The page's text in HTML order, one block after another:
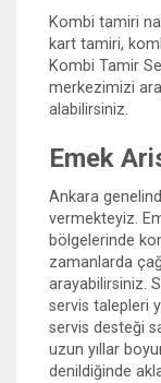
Kombi tamiri
kart tamiri,
Kombi Tamir
merkezimizi
alabilirsiniz.
Emek
Ankara
vermekteyiz.
bölgelerinde
zamanlarda
arayabilirsiniz.
servis talepleri
servis desteği
uzun yıllar
denildiğinde